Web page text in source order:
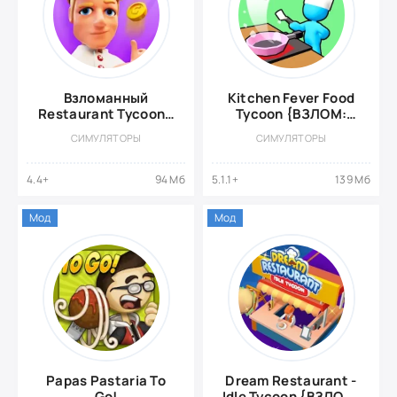
Взломанный
Restaurant Tycoon -
СИМУЛЯТОРЫ
4.4+ 94 Мб
Kitchen Fever Food
Tycoon {ВЗЛОМ:
СИМУЛЯТОРЫ
5.1.1+ 139 Мб
Papas Pastaria To
Мод
Dream Restaurant -
Мод